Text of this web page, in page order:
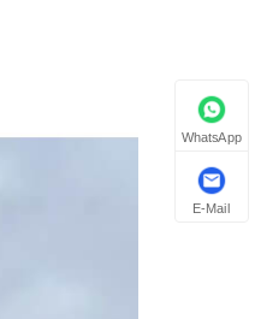
WhatsApp
E-Mail